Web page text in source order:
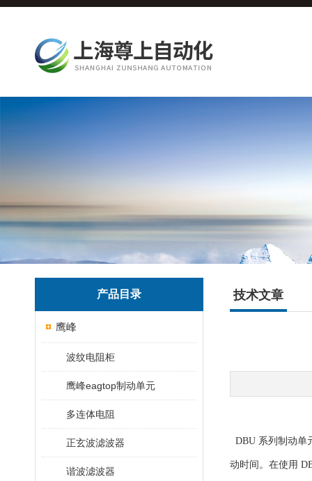
产品目录
鹰峰
波纹电阻柜
鹰峰eagtop制动单元
多连体电阻
正玄波滤波器
谐波滤波器
技术文章
DBU 系列制动单
动时间。在使用